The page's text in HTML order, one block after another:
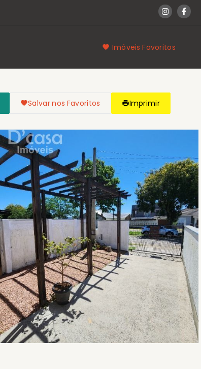
Imóveis Favoritos
Salvar nos Favoritos Imprimir